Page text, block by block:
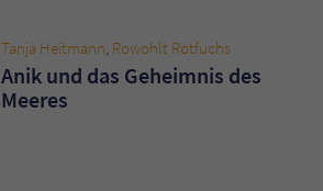
Tanja Heitmann Rowohlt Rotfuchs
Anik und das Geheimnis des
Meeres